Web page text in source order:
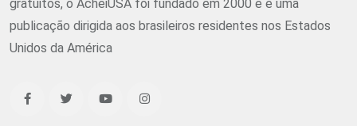
gratuitos, o AcheiUSA foi fundado em 2000 e é uma
publicação dirigida aos brasileiros residentes nos Estados
Unidos da América